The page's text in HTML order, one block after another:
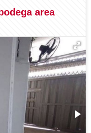
area